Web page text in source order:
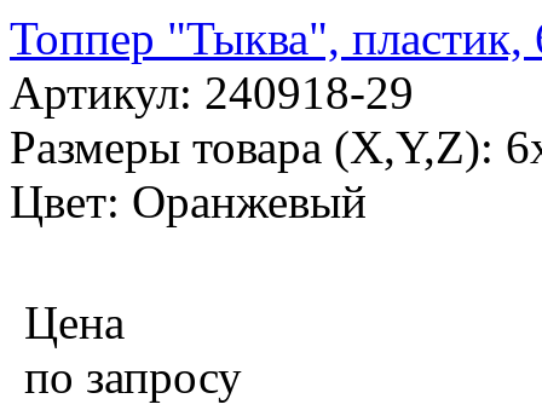
Топпер "Тыква",
Артикул: 240918-29
Размеры товара (X,Y,Z):
Цвет: Оранжевый
Цена
по запросу